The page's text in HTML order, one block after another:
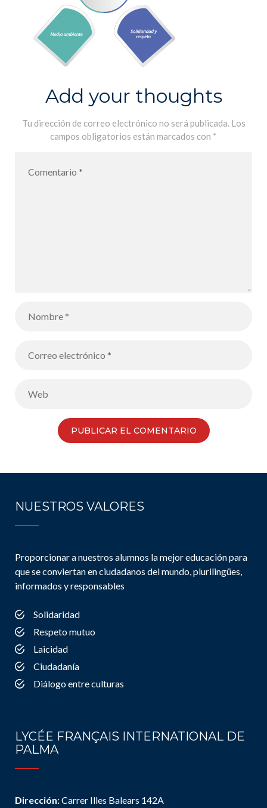
Add your thoughts
Tu dirección de correo electrónico no será publicada. Los
campos obligatorios están marcados con *
NUESTROS VALORES
Proporcionar a nuestros alumnos la mejor educación para
que se conviertan en ciudadanos del mundo, plurilingües,
informados y responsables
Solidaridad
Respeto mutuo
Laicidad
Ciudadanía
Diálogo entre culturas
LYCÉE FRANÇAIS INTERNATIONAL DE
PALMA
Dirección:Carrer Illes Balears 142A